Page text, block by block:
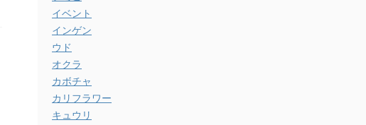
イベント
インゲン
ウド
オクラ
カボチャ
カリフラワー
キュウリ